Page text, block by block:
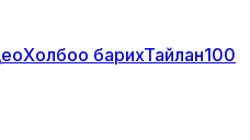
Холбоо барихТайлан100